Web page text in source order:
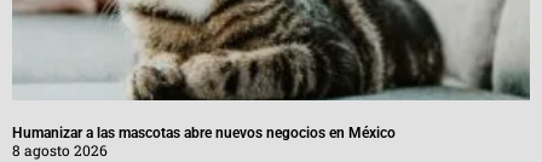
Humanizar a las mascotas abre nuevos negocios en México
8 agosto 2026